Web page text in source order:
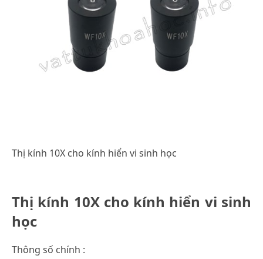
Thị kính 10X cho kính hiển vi sinh học
Thị kính 10X cho kính hiển vi sinh
học
Thông số chính :